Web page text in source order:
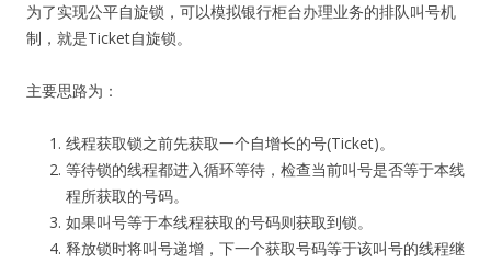
为了实现公平自旋锁，可以模拟银行柜台办理业务的排队叫号机
制，就是Ticket自旋锁。
主要思路为：
线程获取锁之前先获取一个自增长的号(Ticket)。
等待锁的线程都进入循环等待，检查当前叫号是否等于本线
程所获取的号码。
如果叫号等于本线程获取的号码则获取到锁。
释放锁时将叫号递增，下一个获取号码等于该叫号的线程继